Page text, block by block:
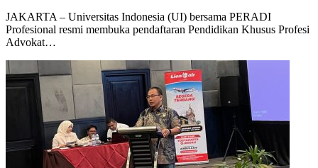
JAKARTA – Universitas Indonesia (UI) bersama PERADI
Profesional resmi membuka pendaftaran Pendidikan Khusus Profesi
Advokat…